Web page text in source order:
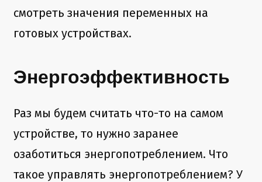
смотреть значения переменных на
готовых устройствах.
Энергоэффективность
Раз мы будем считать что-то на самом
устройстве, то нужно заранее
озаботиться энергопотреблением. Что
такое управлять энергопотреблением? У